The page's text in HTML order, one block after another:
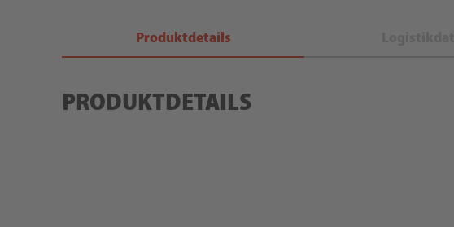
Produktdetails
PRODUKTDETAILS